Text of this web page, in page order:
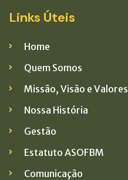
Links Úteis
Home
Quem Somos
Missão, Visão e Valores
Nossa História
Gestão
Estatuto ASOFBM
Comunicação